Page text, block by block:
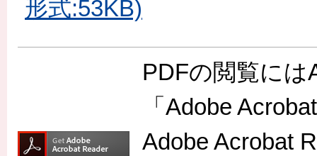
形式:53KB)
PDFの閲覧に
「Adobe
Adobe Acrobat